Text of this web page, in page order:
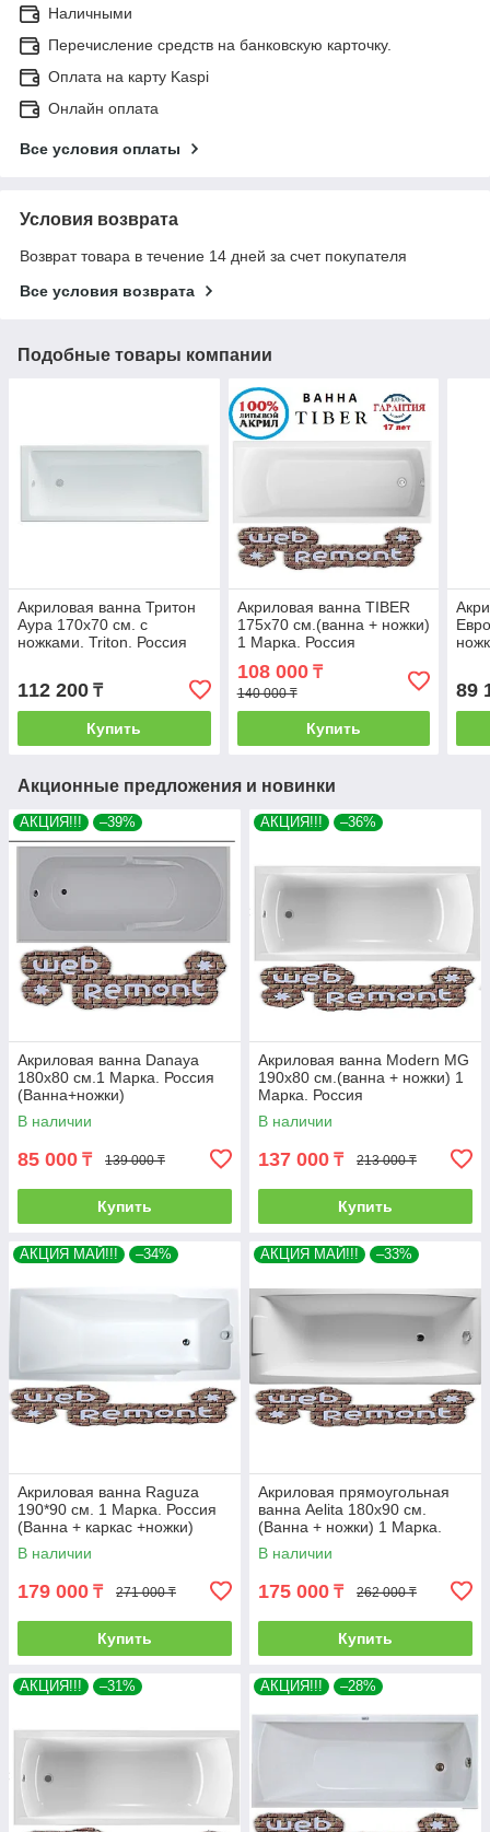
Наличными
Перечисление средств на банковскую карточку.
Оплата на карту Kaspi
Онлайн оплата
Все условия оплаты
Условия возврата
Возврат товара в течение 14 дней за счет покупателя
Все условия возврата
Подобные товары компании
Акриловая ванна Тритон
Аура 170х70 см. с
ножками. Triton. Россия
112 200 ₸
Купить
Акриловая ванна TIBER
175х70 см.(ванна + ножки)
1 Марка. Россия
108 000₸
140 000 ₸
Купить
89
Акционные предложения и новинки
АКЦИЯ!!! –39%
Акриловая ванна Danaya
180x80 см.1 Марка. Россия
(Ванна+ножки)
В наличии
85 000 ₸ 139 000 ₸
Купить
АКЦИЯ!!! –36%
Акриловая ванна Modern MG
190х80 см.(ванна + ножки) 1
Марка. Россия
В наличии
137 000 ₸ 213 000 ₸
Купить
АКЦИЯ МАЙ!!! –34%
Акриловая ванна Raguza
190*90 см. 1 Марка. Россия
(Ванна + каркас +ножки)
В наличии
179 000 ₸ 271 000 ₸
Купить
АКЦИЯ МАЙ!!! –33%
Акриловая прямоугольная
ванна Aelita 180х90 см.
(Ванна + ножки) 1 Марка.
Россия
В наличии
175 000 ₸ 262 000 ₸
Купить
АКЦИЯ!!! –31% АКЦИЯ!!! –28%